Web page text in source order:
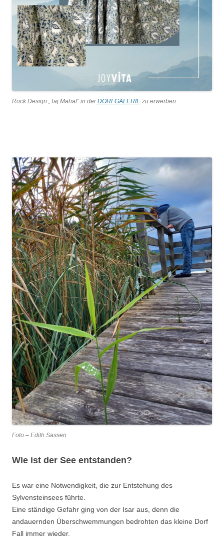
Rock Design „Taj Mahal“ in derDORFGALERIE zu erwerben.
Foto – Edith Sassen
Wie ist der See entstanden?
Es war eine Notwendigkeit, die zur Entstehung des
Sylvensteinsees führte.
Eine ständige Gefahr ging von der Isar aus, denn die
andauernden Überschwemmungen bedrohten das kleine Dorf
Fall immer wieder.